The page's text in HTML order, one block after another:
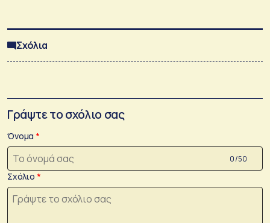
Σχόλια
Γράψτε το σχόλιο σας
Όνομα
0 /50
Σχόλιο